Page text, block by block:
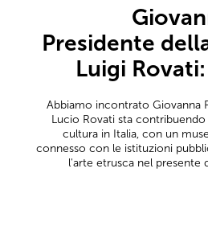
Presidente
Luigi
Abbiamo incontrato Giovanna
Lucio Rovati sta
cultura in Italia, con un
connesso con le istituzioni
l'arte etrusca nel presente